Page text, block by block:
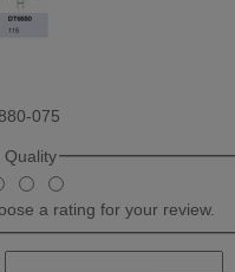
075
Quality
a rating for your review.